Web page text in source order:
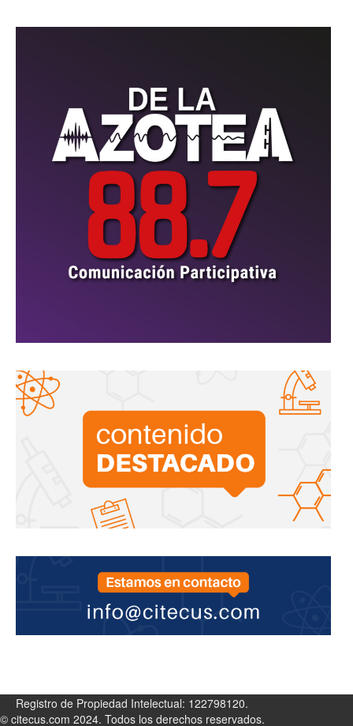
Registro de Propiedad Intelectual: 122798120.
© citecus.com 2024. Todos los derechos reservados.